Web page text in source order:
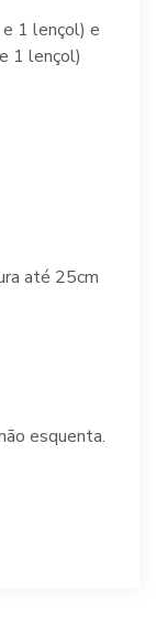
1 lençol) e
1 lençol)
até 25cm
esquenta.